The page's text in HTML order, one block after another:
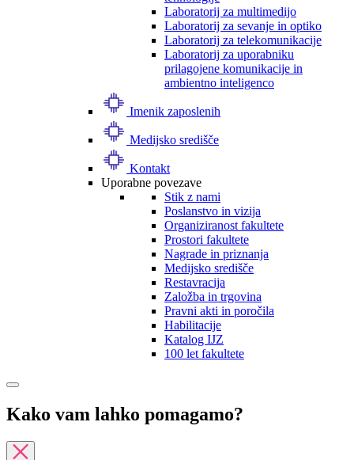
Laboratorij za multimedijo
Laboratorij za sevanje in optiko
Laboratorij za telekomunikacije
Laboratorij za uporabniku
prilagojene komunikacije in
ambientno inteligenco
Imenik zaposlenih
Medijsko središče
Kontakt
Uporabne povezave
Stik z nami
Poslanstvo in vizija
Organiziranost fakultete
Prostori fakultete
Nagrade in priznanja
Medijsko središče
Restavracija
Založba in trgovina
Pravni akti in poročila
Habilitacije
Katalog IJZ
100 let fakultete
Kako vam lahko pomagamo?